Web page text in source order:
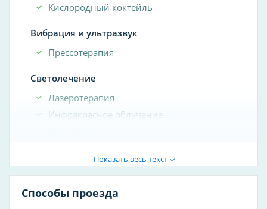
Кислородный коктейль
Вибрация и ультразвук
Прессотерапия
Светолечение
Лазеротерапия
Инфракрасное облучение
Электротерапия и магнитотерапия
Магнитотерапия
Электросон
Показать весь текст
Способы проезда